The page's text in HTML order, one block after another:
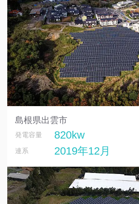
島根県出雲市
発電容量 820kw
連系 2019年12月